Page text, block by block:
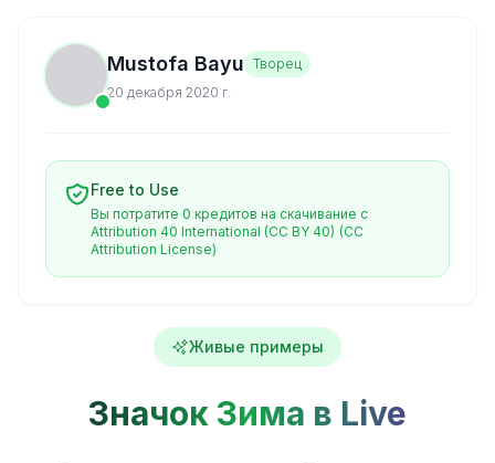
Mustofa Bayu Творец
20 декабря 2020 г.
Free to Use
Вы потратите 0 кредитов на скачивание с
Attribution 40 International (CC BY 40) (CC
Attribution License)
Живые примеры
Значок Зима в Live